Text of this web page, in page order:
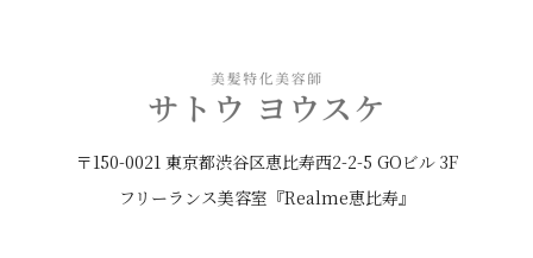
〒150-0021 東京都渋谷区恵比寿西2-2-5 GOビル 3F
フリーランス美容室『Realme恵比寿』